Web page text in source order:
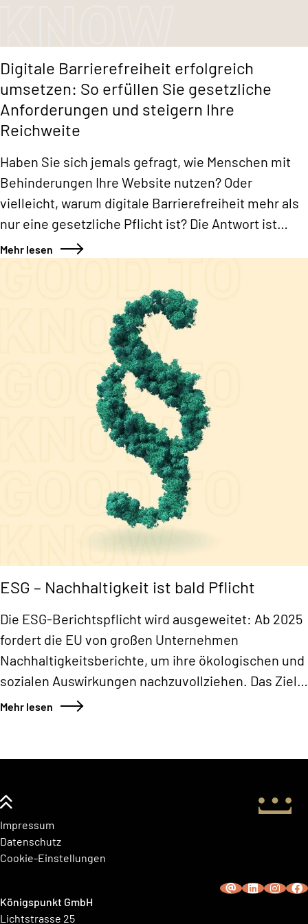
Digitale Barrierefreiheit erfolgreich
umsetzen: So erfüllen Sie gesetzliche
Anforderungen und steigern Ihre
Reichweite
Haben Sie sich jemals gefragt, wie Menschen mit
Behinderungen Ihre Website nutzen? Oder
vielleicht, warum digitale Barrierefreiheit mehr als
nur eine gesetzliche Pflicht ist? Die Antwort ist
simpel: Sie macht das Internet für alle zugänglich
Mehr lesen
ESG – Nachhaltigkeit ist bald Pflicht
Die ESG-Berichtspflicht wird ausgeweitet: Ab 2025
fordert die EU von großen Unternehmen
Nachhaltigkeitsberichte, um ihre ökologischen und
sozialen Auswirkungen nachzuvollziehen. Das Ziel
ist mehr Transparenz und Vergleichbarkeit zu
Berichtspflicht betroffen und gibt es vielleicht auch
Mehr lesen
Impressum
Datenschutz
Cookie-Einstellungen
Königspunkt GmbH
Lichtstrasse 25